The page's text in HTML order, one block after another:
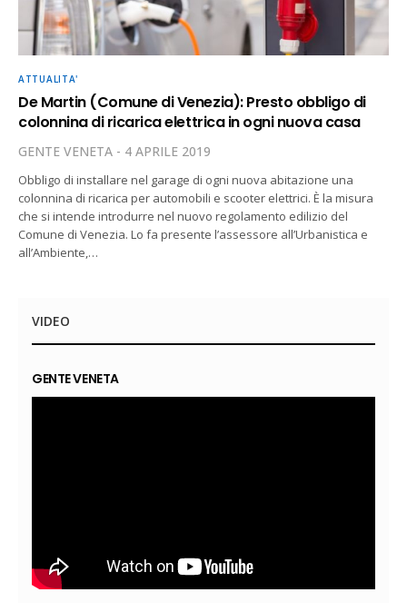
ATTUALITA'
De Martin (Comune di Venezia): Presto obbligo di
colonnina di ricarica elettrica in ogni nuova casa
GENTE VENETA 4 APRILE 2019
Obbligo di installare nel garage di ogni nuova abitazione una
colonnina di ricarica per automobili e scooter elettrici. È la misura
che si intende introdurre nel nuovo regolamento edilizio del
Comune di Venezia. Lo fa presente l’assessore all’Urbanistica e
all’Ambiente,…
VIDEO
GENTE VENETA